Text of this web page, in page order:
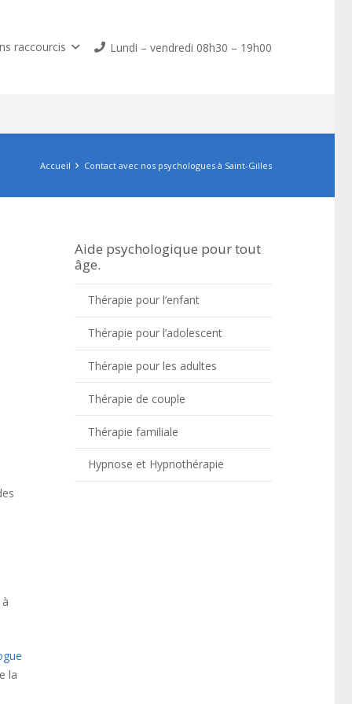
raccourcis Lundi – vendredi 08h30 – 19h00
Accueil Contact avec nos psychologues à Saint-Gilles
la
Aide psychologique pour tout
âge.
Thérapie pour l’enfant
Thérapie pour l’adolescent
Thérapie pour les adultes
Thérapie de couple
Thérapie familiale
Hypnose et Hypnothérapie